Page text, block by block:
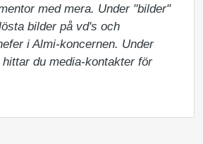
med mera. Under "bilder"
bilder på vd's och
i Almi-koncernen. Under
du media-kontakter för